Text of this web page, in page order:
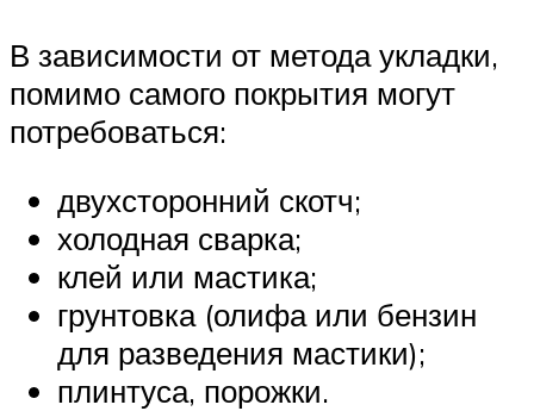
В зависимости от метода укладки,
помимо самого покрытия могут
потребоваться:
двухсторонний скотч;
холодная сварка;
клей или мастика;
грунтовка (олифа или бензин
для разведения мастики);
плинтуса, порожки.